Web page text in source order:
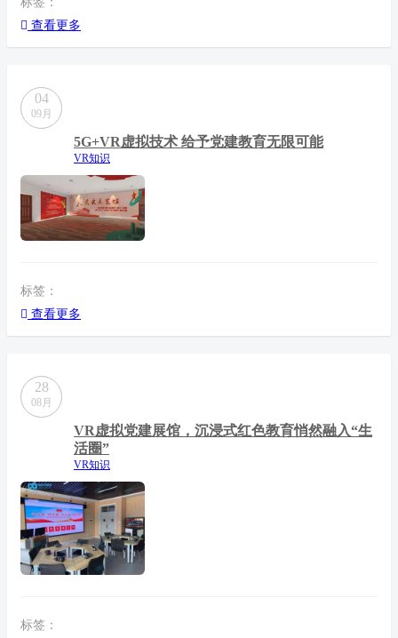
查看更多
04
09月
5G+VR虚拟技术 给予党建教育无限可能
VR知识
标签：
查看更多
28
08月
VR虚拟党建展馆，沉浸式红色教育悄然融入“生
活圈”
VR知识
标签：